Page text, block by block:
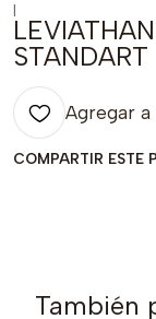
|
STANDART
Agregar
COMPARTIR ESTE
También